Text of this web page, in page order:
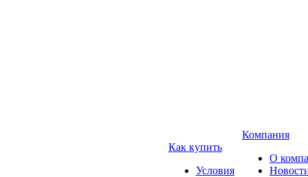
Как купить
Условия
Компания
О